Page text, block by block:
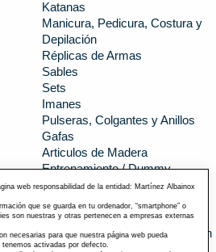
Katanas
Manicura, Pedicura, Costura y
Depilación
Réplicas de Armas
Sables
Sets
Imanes
Pulseras, Colgantes y Anillos
Gafas
Articulos de Madera
Entrenamiento / Dummy
Pins
Arcos y Flechas
Tijeras de Costura
Manicura, Pedicura y Depilación
web responsabilidad de la entidad: Martínez Albainox
que se guarda en tu ordenador, “smartphone” o
son nuestras y otras pertenecen a empresas externas
necesarias para que nuestra página web pueda
activadas por defecto.